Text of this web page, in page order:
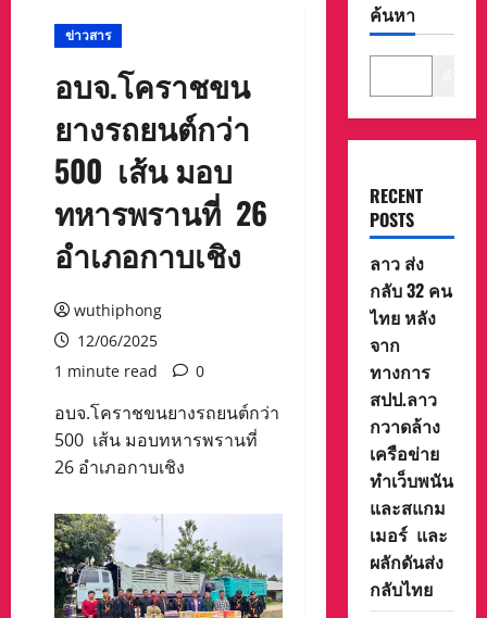
ข่าวสาร
อบจ.โคราชขน
ยางรถยนต์กว่า
500 เส้น มอบ
ทหารพรานที่ 26
อำเภอกาบเชิง
wuthiphong
12/06/2025
1 minute read
0
อบจ.โคราชขนยางรถยนต์กว่า
500 เส้น มอบทหารพรานที่
26 อำเภอกาบเชิง
ค้นหา
RECENT
POSTS
ลาว ส่ง
กลับ 32 คน
ไทย หลัง
จาก
ทางการ
สปป.ลาว
กวาดล้าง
เครือข่าย
ทำเว็บพนัน
และสแกม
เมอร์ และ
ผลักดันส่ง
กลับไทย